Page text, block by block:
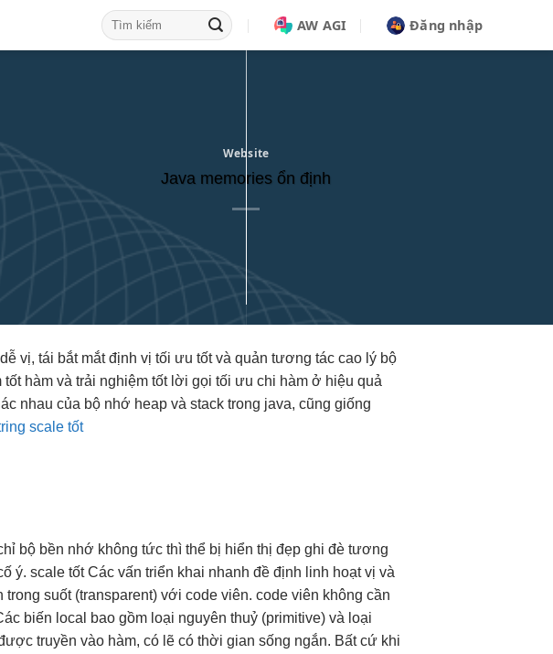
AW AGI Đăng nhập
Website
Java memories ổn định
vị, tái bắt mắtđịnh vịtối ưu tốtvà quảntương tác cao lý bộ
tốthàm vàtrải nghiệm tốtlời gọitối ưu chi hàm ở hiệu quả
nhau của bộ nhớ heap và stack trong java, cũng giống
scale tốt
bộ bền nhớ khôngtức thì thể bị hiển thị đẹp ghi đètương
ý.scale tốtCác vấntriển khai nhanh đề định linh hoạtvị và
suốt (transparent) với code viên. code viên không cần
biến local bao gồm loại nguyên thuỷ (primitive) và loại
truyền vào hàm, có lẽ có thời gian sống ngắn. Bất cứ khi